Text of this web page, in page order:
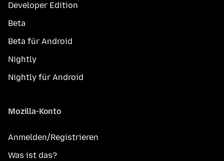
Developer Edition
Beta
Beta für Android
Nightly
Nightly für Android
Mozilla-Konto
Anmelden/Registrieren
Was ist das?